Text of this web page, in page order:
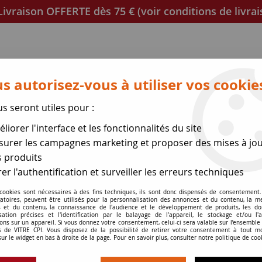
OFFERTE dès 75 € (voir conditions de
Mica et joint à découper Joints de porte
des expéditions le 17
épaisseur 3 mm SUPRA>HEISSBERG HF1440 AMERICA
HEISSBERG
autorisez-vous à utiliser vos
seront utiles pour :
l'interface et les fonctionnalités du site
les campagnes marketing et proposer des mises à
produits
l'authentification et surveiller les erreurs techniques
sont nécessaires à des fins techniques, ils sont donc dispensés de
peuvent être utilisés pour la personnalisation des annonces et du contenu, la
et du contenu, la connaissance de l'audience et le développement de produits, les
précises et l'identification par le balayage de l'appareil, le stockage et/ou
sur un appareil. Si vous donnez votre consentement, celui-ci sera valable sur l’ensemble
de VITRE CPI. Vous disposez de la possibilité de retirer votre consentement à tout
le widget en bas à droite de la page. Pour en savoir plus, consulter notre politique de